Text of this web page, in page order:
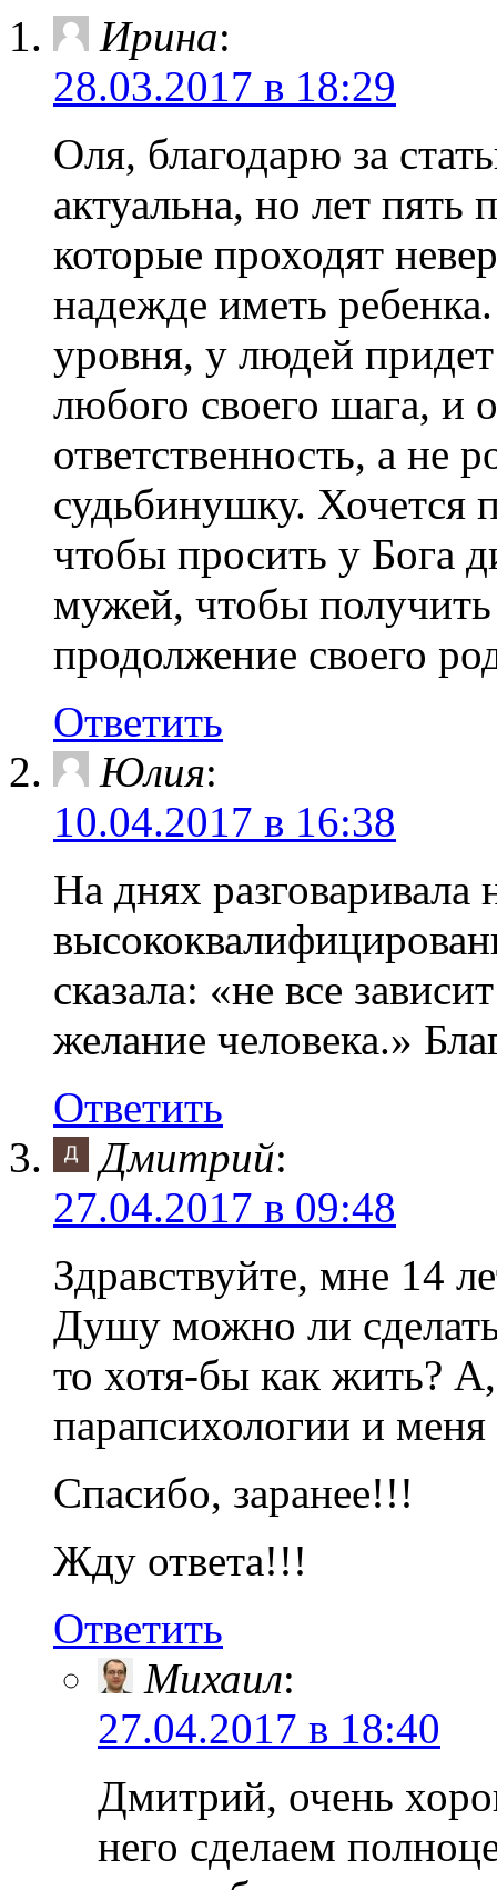
Ирина:
28.03.2017 в 18:29
Оля, благодарю за
актуальна, но лет
которые проходят
надежде иметь
уровня, у людей
любого своего шага, и
ответственность, а не
судьбинушку. Хочется
чтобы просить у Бога
мужей, чтобы
продолжение своего
Ответить
Юлия:
10.04.2017 в 16:38
На днях разговаривала
сказала: «не все
желание человека.»
Ответить
Дмитрий:
27.04.2017 в 09:48
Здравствуйте, мне 14
Душу можно ли
то хотя-бы как жить?
парапсихологии и меня
Спасибо, заранее!!!
Жду ответа!!!
Ответить
Михаил:
27.04.2017 в 18:40
Дмитрий, очень
него сделаем